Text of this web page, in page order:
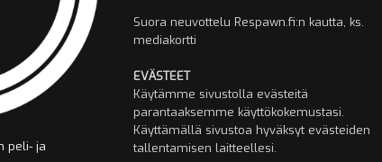
peli- ja
Suora neuvottelu Respawn.fi:n kautta, ks.
mediakortti
EVÄSTEET
Käytämme sivustolla evästeitä
parantaaksemme käyttökokemustasi.
Käyttämällä sivustoa hyväksyt evästeiden
tallentamisen laitteellesi.